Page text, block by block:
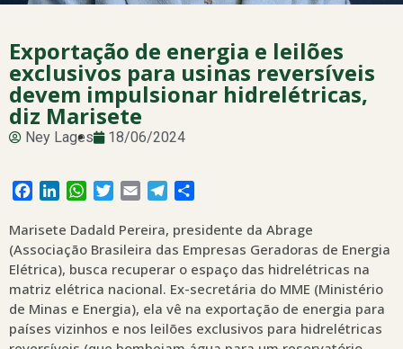
Exportação de energia e leilões
exclusivos para usinas reversíveis
devem impulsionar hidrelétricas,
diz Marisete
Ney Lages 18/06/2024
Facebook
LinkedInWhatsApp
Twitter
Email Telegram
Marisete Dadald Pereira, presidente da Abrage
(Associação Brasileira das Empresas Geradoras de Energia
Elétrica), busca recuperar o espaço das hidrelétricas na
matriz elétrica nacional. Ex-secretária do MME (Ministério
de Minas e Energia), ela vê na exportação de energia para
países vizinhos e nos leilões exclusivos para hidrelétricas